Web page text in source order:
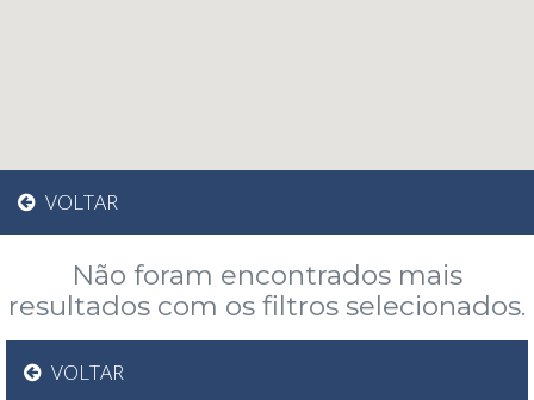
VOLTAR
Não foram encontrados mais
resultados com os filtros selecionados.
VOLTAR